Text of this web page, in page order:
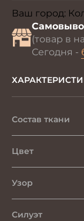
Ваш город:
(товар в
Сегодня -
Состав ткани
Цвет
Узор
Силуэт